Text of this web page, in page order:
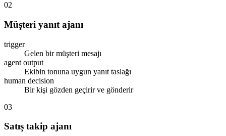
02
Müşteri yanıt ajanı
trigger
Gelen bir müşteri mesajı
agent output
Ekibin tonuna uygun yanıt taslağı
human decision
Bir kişi gözden geçirir ve gönderir
03
Satış takip ajanı